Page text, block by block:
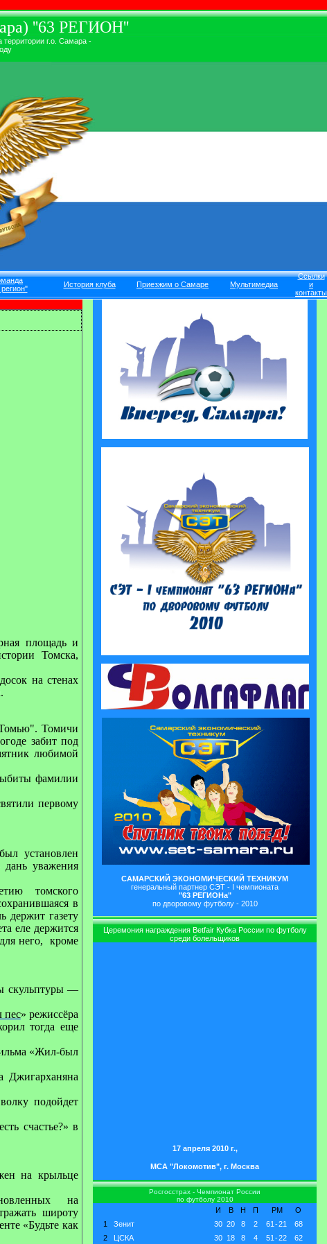
''63 РЕГИОН''
г.о. Самара -
История клуба Приезжим о Самаре Мультимедиа
Ссылки
и
контакты
площадь и
Томска,
на стенах
Томичи
забит под
любимой
фамилии
первому
установлен
дань уважения
томского
в
держит газету
еле держится
него,
кроме
скульптуры —
пес» режиссёра
тогда еще
«Жил-был
Джигарханяна
подойдет
счастье?» в
на крыльце
на
широту
«Будьте как
САМАРСКИЙ ЭКОНОМИЧЕСКИЙ ТЕХНИКУМ
генеральный партнер СЭТ - I чемпионата
"63 РЕГИОНа"
по дворовому футболу - 2010
Церемония награждения Betfair Кубка России по футболу
среди болельщиков
17 апреля 2010 г.,
МСА "Локомотив", г. Москва
Росгосстрах - Чемпионат России
по футболу 2010
И В Н П РМ
О
1
Зенит 30 20 8 2 61 -21
68
2
ЦСКА 30 18 8 4 51 -22
62